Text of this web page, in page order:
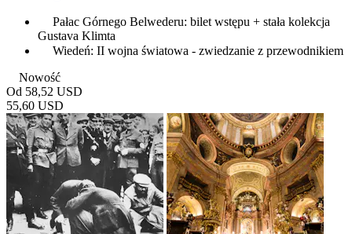
Pałac Górnego Belwederu: bilet wstępu + stała kolekcja
Gustava Klimta
Wiedeń: II wojna światowa - zwiedzanie z przewodnikiem
Nowość
Od 58,52 USD
55,60 USD